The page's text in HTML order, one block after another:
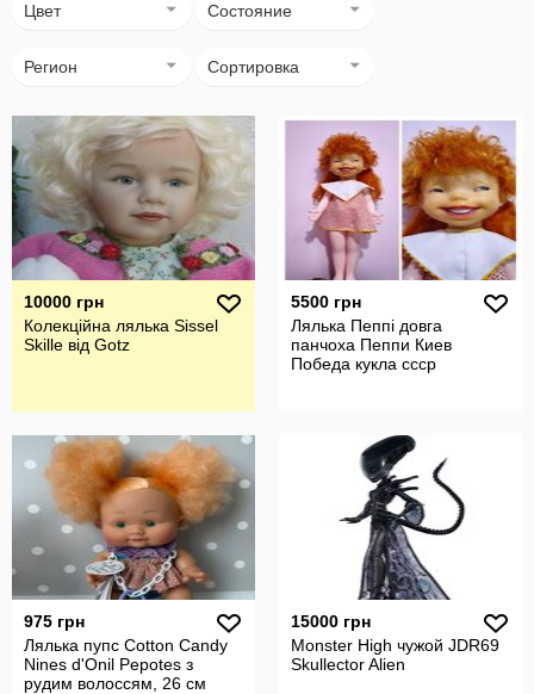
Цвет Состояние
Регион Сортировка
10000 грн
Колекційна лялька Sissel
Skille від Gotz
5500 грн
Лялька Пеппі довга
панчоха Пеппи Киев
Победа кукла ссср
975 грн
Лялька пупс Cotton Candy
Nines d'Onil Pepotes з
рудим волоссям, 26 см
15000 грн
Monster High чужой JDR69
Skullector Alien